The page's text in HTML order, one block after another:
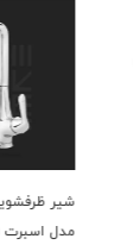
کی ای جی